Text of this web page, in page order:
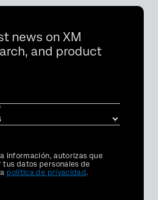
news on XM
and product
información, autorizas que
tus datos personales de
política de privacidad.